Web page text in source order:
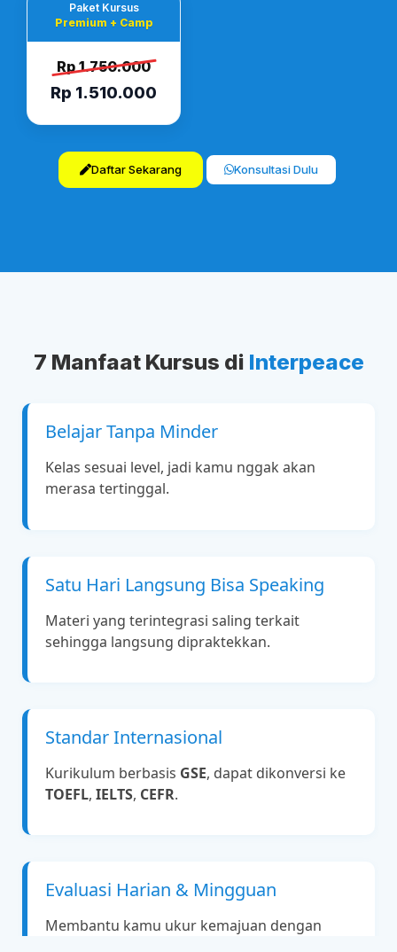
Paket Kursus
Premium + Camp
Rp 1.750.000
Rp 1.510.000
Daftar Sekarang Konsultasi Dulu
7 Manfaat Kursus di Interpeace
Belajar Tanpa Minder
Kelas sesuai level, jadi kamu nggak akan
merasa tertinggal.
Satu Hari Langsung Bisa Speaking
Materi yang terintegrasi saling terkait
sehingga langsung dipraktekkan.
Standar Internasional
Kurikulum berbasis GSE, dapat dikonversi ke
TOEFL, IELTS, CEFR.
Evaluasi Harian & Mingguan
Membantu kamu ukur kemajuan dengan